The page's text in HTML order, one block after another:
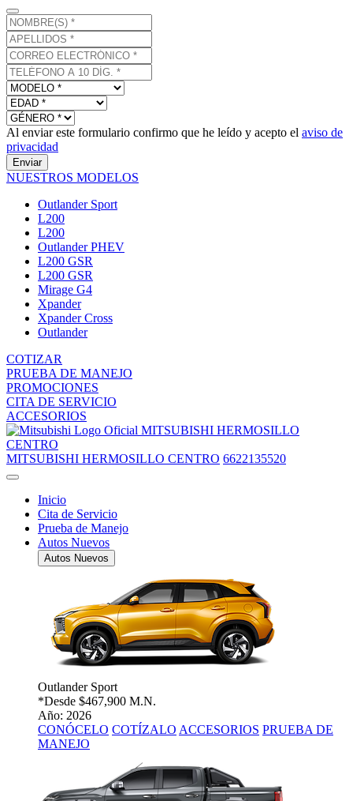
Al enviar este formulario confirmo que he leído y acepto el aviso de
privacidad
Enviar
NUESTROS MODELOS
Outlander Sport
L200
L200
Outlander PHEV
L200 GSR
L200 GSR
Mirage G4
Xpander
Xpander Cross
Outlander
COTIZAR
PRUEBA DE MANEJO
PROMOCIONES
CITA DE SERVICIO
ACCESORIOS
MITSUBISHI HERMOSILLO
CENTRO
MITSUBISHI HERMOSILLO CENTRO 6622135520
Inicio
Cita de Servicio
Prueba de Manejo
Autos Nuevos
Autos Nuevos
Outlander Sport
*Desde $467,900 M.N.
Año: 2026
CONÓCELO COTÍZALO ACCESORIOS PRUEBA DE
MANEJO